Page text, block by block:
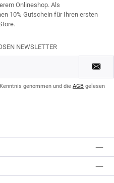
Onlineshop. Als
10% Gutschein für Ihren ersten
NEWSLETTER
genommen und die AGB gelesen